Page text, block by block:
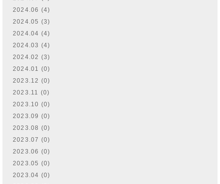
2024.06 (4)
2024.05 (3)
2024.04 (4)
2024.03 (4)
2024.02 (3)
2024.01 (0)
2023.12 (0)
2023.11 (0)
2023.10 (0)
2023.09 (0)
2023.08 (0)
2023.07 (0)
2023.06 (0)
2023.05 (0)
2023.04 (0)